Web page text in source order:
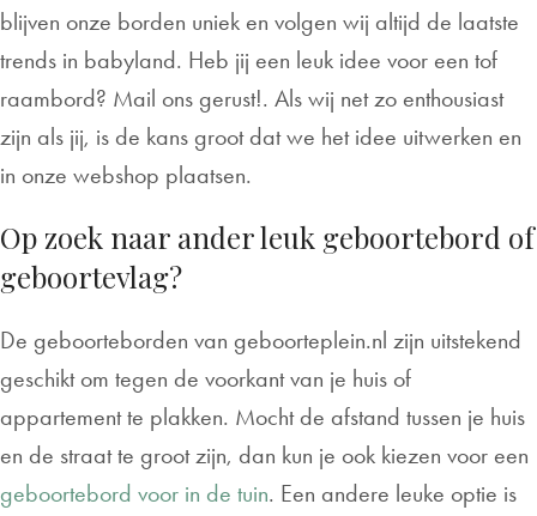
blijven onze borden uniek en volgen wij altijd de laatste
trends in babyland. Heb jij een leuk idee voor een tof
raambord? Mail ons gerust!. Als wij net zo enthousiast
zijn als jij, is de kans groot dat we het idee uitwerken en
in onze webshop plaatsen.
Op zoek naar ander leuk geboortebord of
geboortevlag?
De geboorteborden van geboorteplein.nl zijn uitstekend
geschikt om tegen de voorkant van je huis of
appartement te plakken. Mocht de afstand tussen je huis
en de straat te groot zijn, dan kun je ook kiezen voor een
geboortebord voor in de tuin. Een andere leuke optie is